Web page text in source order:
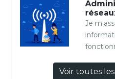
Je
Voir toutes